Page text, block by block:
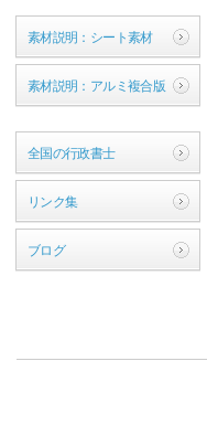
素材説明：シート素材
素材説明：アルミ複合版
全国の行政書士
リンク集
ブログ